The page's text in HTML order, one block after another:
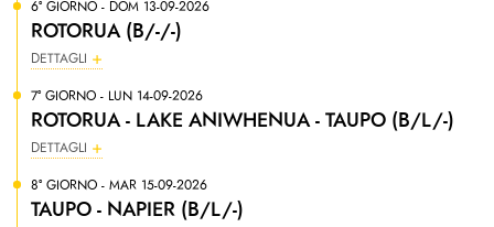
6° GIORNO - DOM 13-09-2026
ROTORUA (B/-/-)
DETTAGLI
7° GIORNO - LUN 14-09-2026
ROTORUA - LAKE ANIWHENUA - TAUPO (B/L/-)
DETTAGLI
8° GIORNO - MAR 15-09-2026
TAUPO - NAPIER (B/L/-)